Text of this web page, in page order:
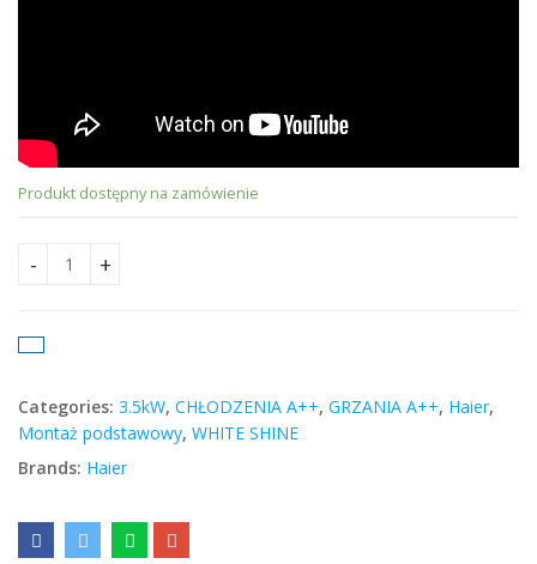
Produkt dostępny na zamówienie
Haier REVIVE Plus [WHITE SHINE ] 3.5kW quantity
Categories: 3.5kW, CHŁODZENIA A++, GRZANIA A++, Haier,
Montaż podstawowy, WHITE SHINE
Brands: Haier